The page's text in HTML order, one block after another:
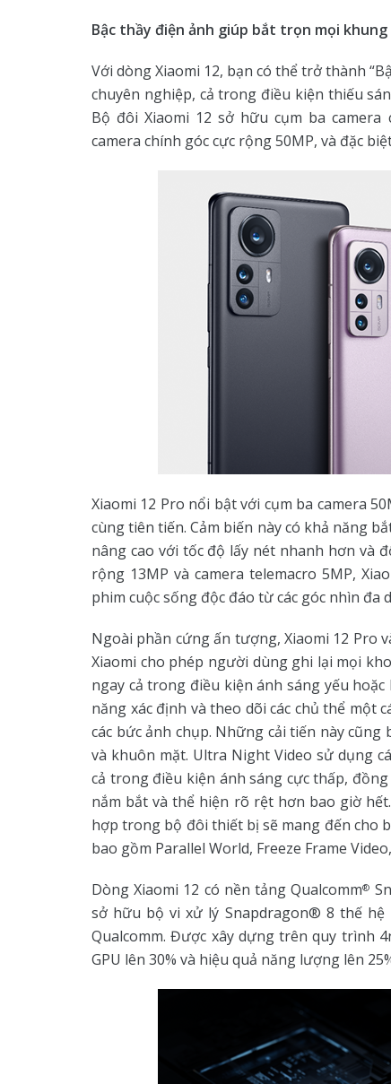
Bậc thầy điện ảnh giúp bắt trọn mọi khung
Với dòng Xiaomi 12, bạn có thể trở thành
chuyên nghiệp, cả trong điều kiện thiếu
Bộ đôi Xiaomi 12 sở hữu cụm ba
camera chính góc cực rộng 50MP, và đặc
Xiaomi 12 Pro nổi bật với cụm ba camera
cùng tiên tiến. Cảm biến này có khả năng
nâng cao với tốc độ lấy nét nhanh hơn và
rộng 13MP và camera telemacro 5MP,
phim cuộc sống độc đáo từ các góc nhìn đa
Ngoài phần cứng ấn tượng, Xiaomi 12 Pro
Xiaomi cho phép người dùng ghi lại mọi
ngay cả trong điều kiện ánh sáng yếu
năng xác định và theo dõi các chủ thể một
các bức ảnh chụp. Những cải tiến này
và khuôn mặt. Ultra Night Video sử dụng
cả trong điều kiện ánh sáng cực thấp,
nắm bắt và thể hiện rõ rệt hơn bao giờ
hợp trong bộ đôi thiết bị sẽ mang đến cho
bao gồm Parallel World, Freeze Frame
Dòng Xiaomi 12 có nền tảng Qualcomm®
sở hữu bộ vi xử lý Snapdragon® 8 thế
Qualcomm. Được xây dựng trên quy trình
GPU lên 30% và hiệu quả năng lượng lên